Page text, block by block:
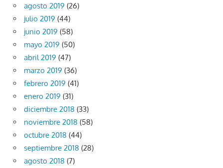
agosto 2019 (26)
julio 2019 (44)
junio 2019 (58)
mayo 2019 (50)
abril 2019 (47)
marzo 2019 (36)
febrero 2019 (41)
enero 2019 (31)
diciembre 2018 (33)
noviembre 2018 (58)
octubre 2018 (44)
septiembre 2018 (28)
agosto 2018 (7)